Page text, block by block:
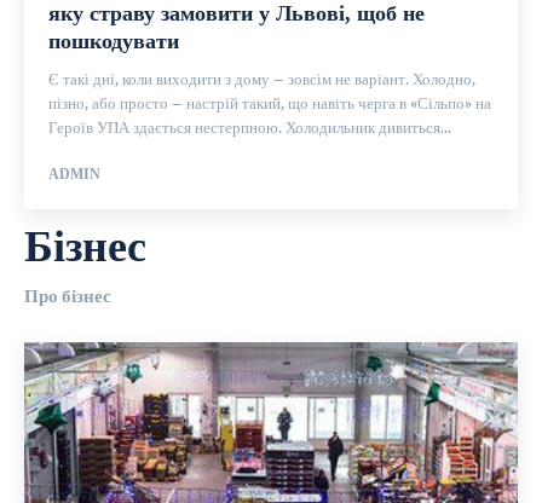
яку страву замовити у Львові, щоб не
пошкодувати
Є такі дні, коли виходити з дому – зовсім не варіант. Холодно,
пізно, або просто – настрій такий, що навіть черга в «Сільпо» на
Героїв УПА здається нестерпною. Холодильник дивиться...
ADMIN
Бізнес
Про бізнес